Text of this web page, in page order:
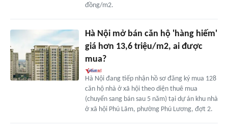
đồng/m2.
Hà Nội mở bán căn hộ 'hàng hiếm'
giá hơn 13,6 triệu/m2, ai được
mua?
Hà Nội đang tiếp nhận hồ sơ đăng ký mua 128
căn hộ nhà ở xã hội theo diện thuê mua
(chuyển sang bán sau 5 năm) tại dự án khu nhà
ở xã hội Phú Lãm, phường Phú Lương, đợt 2.